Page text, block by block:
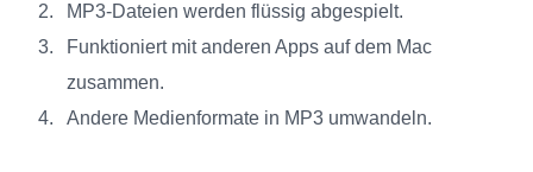
MP3-Dateien werden flüssig abgespielt.
Funktioniert mit anderen Apps auf dem Mac
zusammen.
Andere Medienformate in MP3 umwandeln.